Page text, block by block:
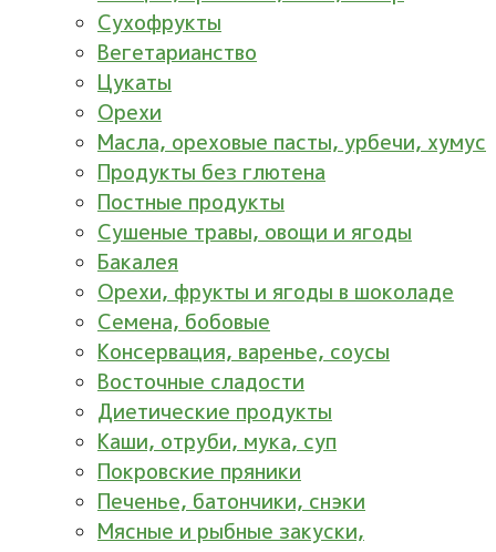
Сухофрукты
Вегетарианство
Цукаты
Орехи
Масла, ореховые пасты, урбечи, хумус
Продукты без глютена
Постные продукты
Сушеные травы, овощи и ягоды
Бакалея
Орехи, фрукты и ягоды в шоколаде
Семена, бобовые
Консервация, варенье, соусы
Восточные сладости
Диетические продукты
Каши, отруби, мука, суп
Покровские пряники
Печенье, батончики, снэки
Мясные и рыбные закуски,